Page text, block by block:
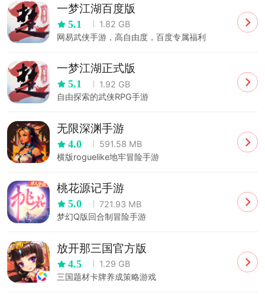
一梦江湖百度版
5.1
1.82 GB
网易武侠手游，高自由度，百度专属福利
一梦江湖正式版
5.1
1.92 GB
自由探索的武侠RPG手游
无限深渊手游
4.0
591.58 MB
横版roguelike地牢冒险手游
桃花源记手游
5.0
721.93 MB
梦幻Q版回合制冒险手游
放开那三国官方版
4.5
1.29 GB
三国题材卡牌养成策略游戏